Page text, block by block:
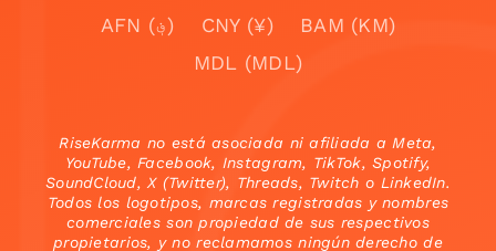
AFN (؋)
CNY (¥)
BAM (KM)
MDL (MDL)
RiseKarma no está asociada ni afiliada a Meta,
YouTube, Facebook, Instagram, TikTok, Spotify,
SoundCloud, X (Twitter), Threads, Twitch o LinkedIn.
Todos los logotipos, marcas registradas y nombres
comerciales son propiedad de sus respectivos
propietarios, y no reclamamos ningún derecho de